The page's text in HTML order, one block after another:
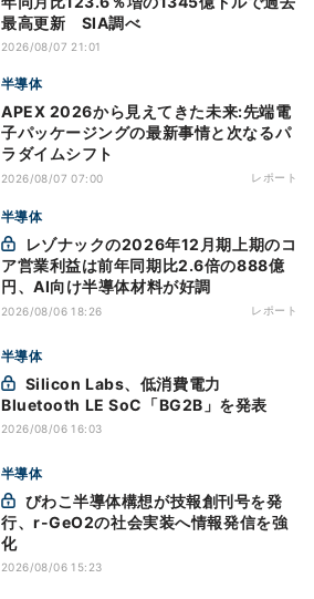
最高更新 SIA調べ
2026/08/07 21:01
半導体
APEX 2026から見えてきた未来:先端電
子パッケージングの最新事情と次なるパ
ラダイムシフト
2026/08/07 07:00 レポート
半導体
ア営業利益は前年同期比2.6倍の888億
円、AI向け半導体材料が好調
2026/08/06 18:26 レポート
半導体
Bluetooth LE SoC「BG2B」を発表
2026/08/06 16:03
半導体
行、r-GeO2の社会実装へ情報発信を強
化
2026/08/06 15:23